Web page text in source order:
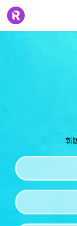
新